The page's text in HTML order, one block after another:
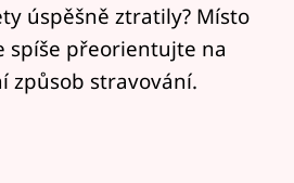
úspěšně ztratily? Místo
spíše přeorientujte na
způsob stravování.